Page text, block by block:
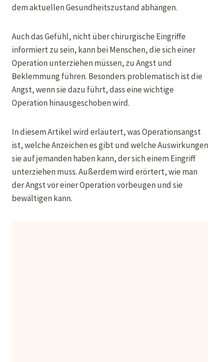
dem aktuellen Gesundheitszustand abhängen.
Auch das Gefühl, nicht über chirurgische Eingriffe
informiert zu sein, kann bei Menschen, die sich einer
Operation unterziehen müssen, zu Angst und
Beklemmung führen. Besonders problematisch ist die
Angst, wenn sie dazu führt, dass eine wichtige
Operation hinausgeschoben wird.
In diesem Artikel wird erläutert, was Operationsangst
ist, welche Anzeichen es gibt und welche Auswirkungen
sie auf jemanden haben kann, der sich einem Eingriff
unterziehen muss. Außerdem wird erörtert, wie man
der Angst vor einer Operation vorbeugen und sie
bewältigen kann.